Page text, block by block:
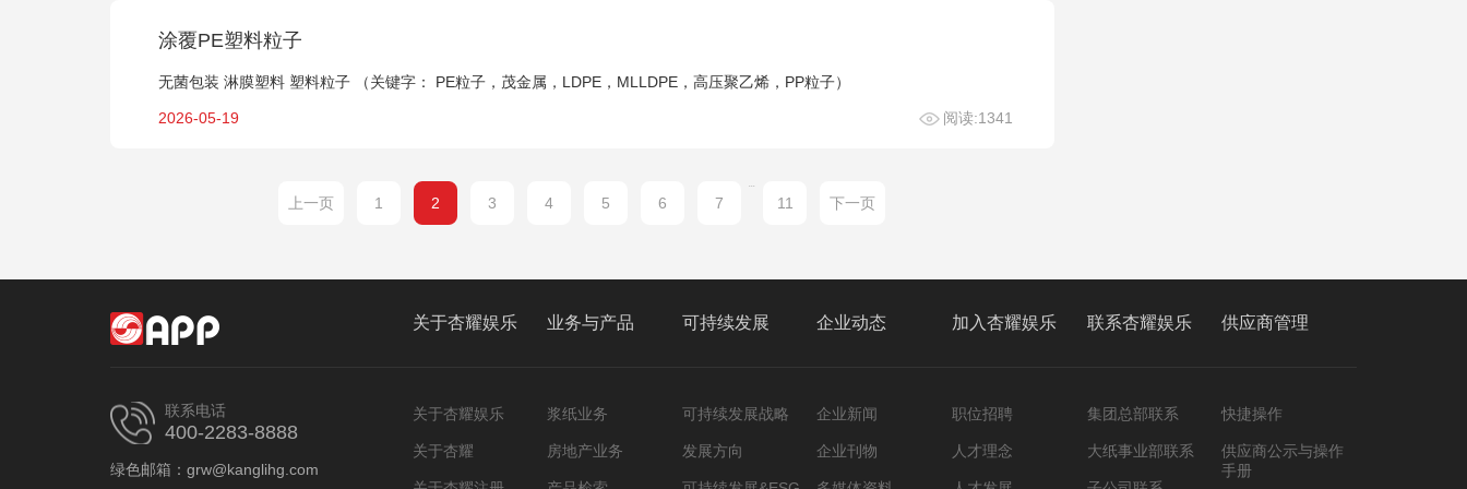
涂覆PE塑料粒子
无菌包装 淋膜塑料 塑料粒子 （关键字： PE粒子，茂金属，LDPE，MLLDPE，高压聚乙烯，PP粒子）
2026-05-19 阅读:1341
上一页 1 2 3 4 5 6 7 11 下一页
联系电话
400-2283-8888
绿色邮箱：grw@kanglihg.com
关于杏耀娱乐
关于杏耀娱乐
关于杏耀
业务与产品
浆纸业务
房地产业务
可持续发展
可持续发展战略
发展方向
企业动态
企业新闻
企业刊物
加入杏耀娱乐
职位招聘
人才理念
联系杏耀娱乐
集团总部联系
大纸事业部联系
供应商管理
快捷操作
供应商公示与操作
手册